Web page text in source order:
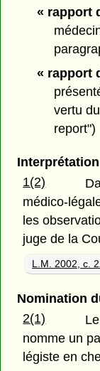
« rapport
« rapport
vertu
report")
Interprétation
1(2)
médico-
les
juge de la
L.M. 2002, c.
Nomination
2(1)
nomme un
légiste en